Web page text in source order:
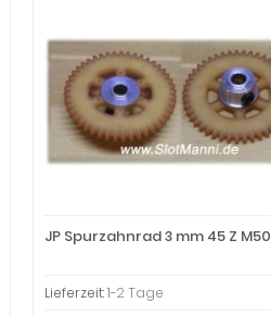
JP Spurzahnrad 3 mm 45 Z M50
Lieferzeit:1-2 Tage